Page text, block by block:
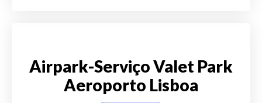
Airpark-Serviço Valet Park
Aeroporto Lisboa